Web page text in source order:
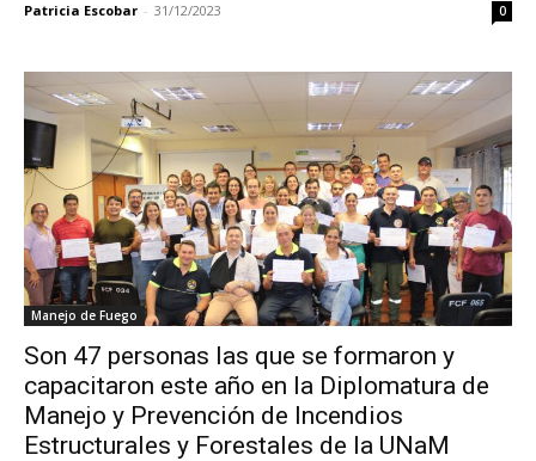
Patricia Escobar - 31/12/2023 0
Manejo de Fuego
Son 47 personas las que se formaron y
capacitaron este año en la Diplomatura de
Manejo y Prevención de Incendios
Estructurales y Forestales de la UNaM